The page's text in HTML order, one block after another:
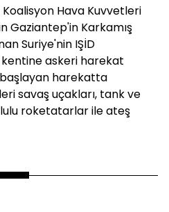
Hava Kuvvetleri
Gaziantep'in Karkamış
Suriye'nin IŞİD
askeri harekat
başlayan harekatta
savaş uçakları, tank ve
roketatarlar ile ateş